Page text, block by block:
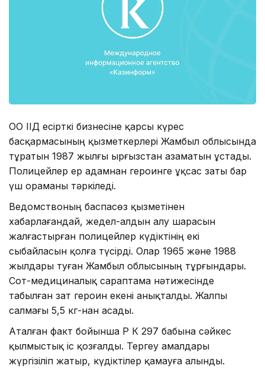
ОҚО ІІД есірткі бизнесіне қарсы күрес
басқармасының қызметкерлері Жамбыл облысында
тұратын 1987 жылғы Қырғызстан азаматын ұстады.
Полицейлер ер адамнан героинге ұқсас заты бар
үш ораманы тәркіледі.
Ведомствоның баспасөз қызметінен
хабарлағандай, жедел-алдын алу шарасын
жалғастырған полицейлер күдіктінің екі
сыбайласын қолға түсірді. Олар 1965 және 1988
жылдары туған Жамбыл облысының тұрғындары.
Сот-медициналық сараптама нәтижесінде
табылған зат героин екені анықталды. Жалпы
салмағы 5,5 кг-нан асады.
Аталған факт бойынша ҚР ҚК 297 бабына сәйкес
қылмыстық іс қозғалды. Тергеу амалдары
жүргізіліп жатыр, күдіктілер қамауға алынды.